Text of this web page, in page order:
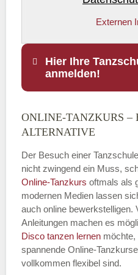
Externen
Hier Ihre
anmelden!
Name
E-Mail*
Name der
ONLINE-TANZKURS –
ALTERNATIVE
Der Besuch einer
nicht zwingend ein Muss,
Online-Tanzkurs oftmals als
modernen Medien lassen
auch online bewerkstelligen.
Anleitungen machen es
Disco tanzen lernen möchte,
spannende Online-
vollkommen flexibel sind.